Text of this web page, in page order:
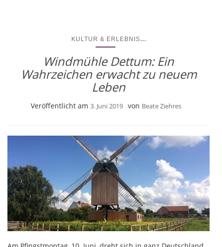
KULTUR & ERLEBNIS...
Windmühle Dettum: Ein
Wahrzeichen erwacht zu neuem
Leben
Veröffentlicht am 3. Juni 2019 von Beate Ziehres